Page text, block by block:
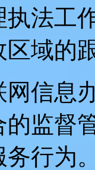
执法工
区域的
网信息
的监督
行为。